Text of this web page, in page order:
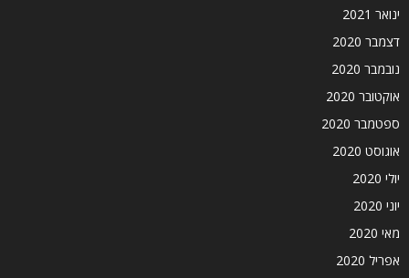
ינואר 2021
דצמבר 2020
נובמבר 2020
אוקטובר 2020
ספטמבר 2020
אוגוסט 2020
יולי 2020
יוני 2020
מאי 2020
אפריל 2020